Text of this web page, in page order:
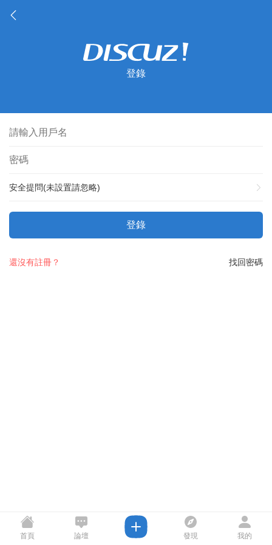
登錄
安全提問(未設置請忽略)
登錄
找回密碼
還沒有註冊？
首頁 論壇 發現 我的